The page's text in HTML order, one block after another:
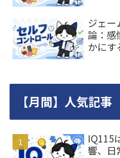
ジェー
論：感
かにす
【月間】人気記事
IQ115
響、日